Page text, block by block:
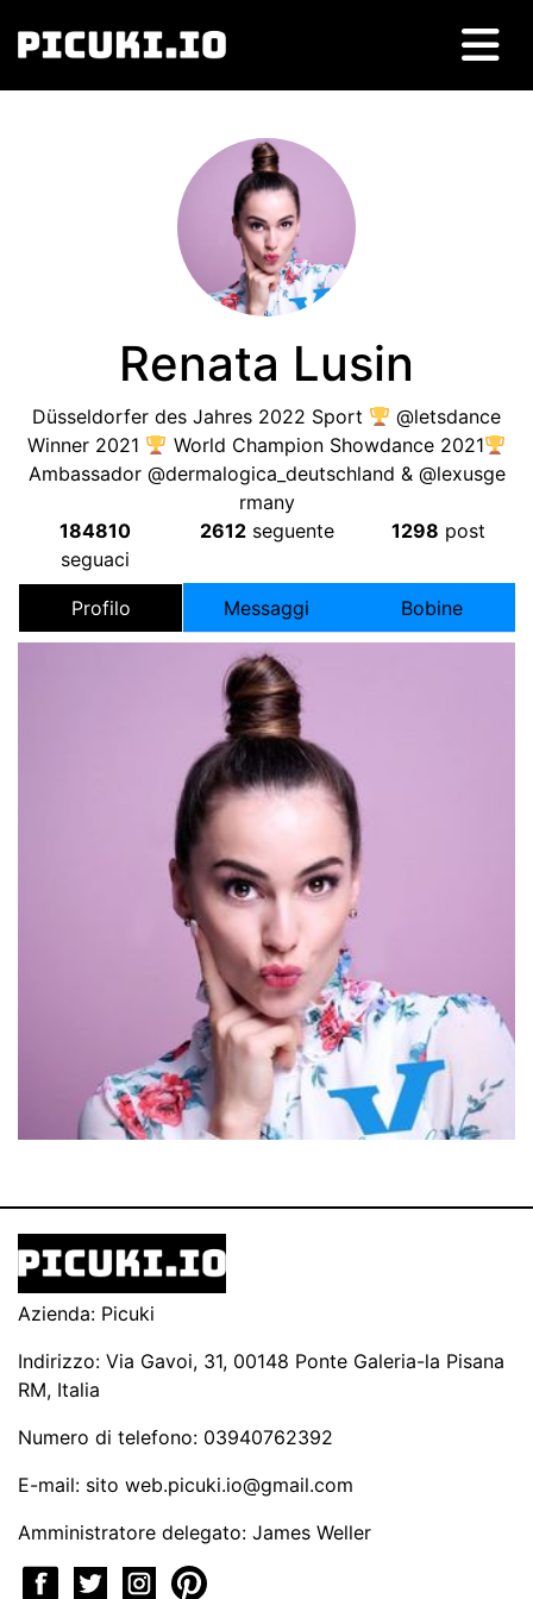
Renata Lusin
Düsseldorfer des Jahres2022 Sport
@letsdance
Winner 2021
World Champion Showdance 2021
Ambassador @dermalogica_deutschland & @lexusge
rmany
184810
seguaci
2612seguente 1298 post
Profilo Messaggi Bobine
Azienda: Picuki
Indirizzo: Via Gavoi, 31, 00148 Ponte Galeria-la Pisana
RM, Italia
Numero di telefono: 03940762392
E-mail: sito web.picuki.io@gmail.com
Amministratore delegato: James Weller